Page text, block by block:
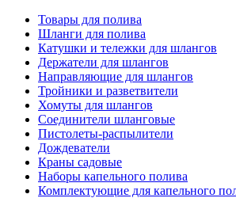
Товары для полива
Шланги для полива
Катушки и тележки для шлангов
Держатели для шлангов
Направляющие для шлангов
Тройники и разветвители
Хомуты для шлангов
Соединители шланговые
Пистолеты-распылители
Дождеватели
Краны садовые
Наборы капельного полива
Комплектующие для капельного